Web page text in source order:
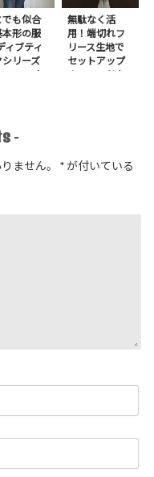
でも似合
本形の服
ィブティ
シリーズ
か
ジャケ
作りま
無駄なく活
用！端切れフ
リース生地で
セットアップ
＋スヌードを1
-
ません。 *が付いている